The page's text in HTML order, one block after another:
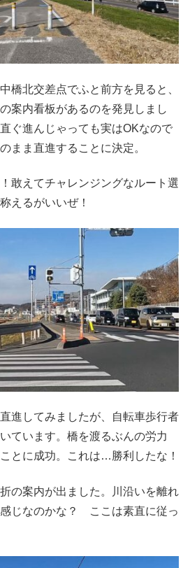
橋北交差点でふと前方を見ると、
案内看板があるのを発見しまし
ぐ進んじゃっても実はOKなので
ま直進することに決定。
敢えてチャレンジングなルート選
えるがいいぜ！
進してみましたが、自転車歩行者
ています。橋を渡るぶんの労力
とに成功。これは…勝利したな！
の案内が出ました。川沿いを離れ
じなのかな？ ここは素直に従っ